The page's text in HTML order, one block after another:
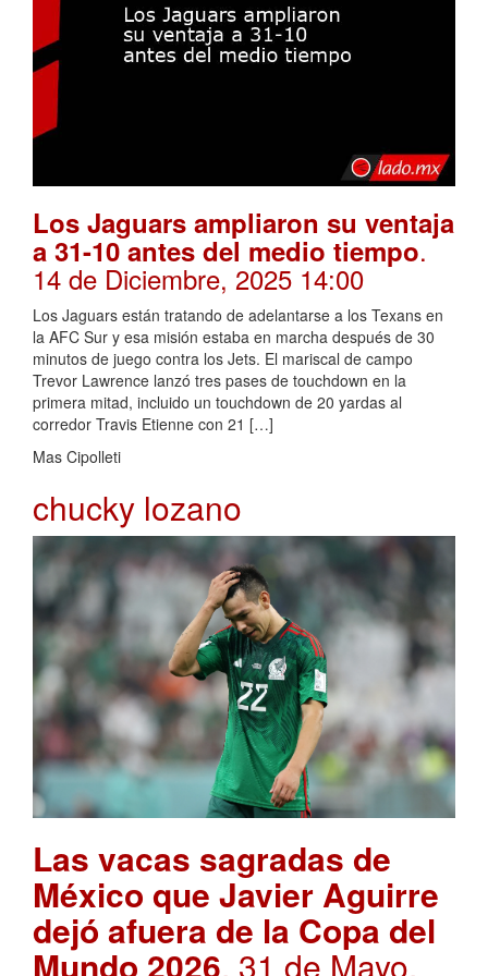
Los Jaguars ampliaron su ventaja
a 31-10 antes del medio tiempo.
14 de Diciembre, 2025 14:00
Los Jaguars están tratando de adelantarse a los Texans en
la AFC Sur y esa misión estaba en marcha después de 30
minutos de juego contra los Jets. El mariscal de campo
Trevor Lawrence lanzó tres pases de touchdown en la
primera mitad, incluido un touchdown de 20 yardas al
corredor Travis Etienne con 21 […]
Mas Cipolleti
chucky lozano
Las vacas sagradas de
México que Javier Aguirre
dejó afuera de la Copa del
Mundo 2026. 31 de Mayo,